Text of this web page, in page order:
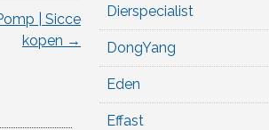
| Sicce
kopen →
Dierspecialist
DongYang
Eden
Effast